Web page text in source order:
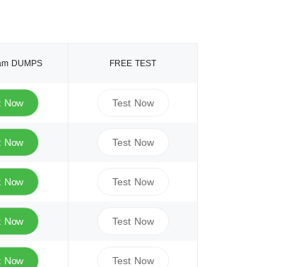
DUMPS FREE TEST
Now Test Now
Now Test Now
Now Test Now
Now Test Now
Now Test Now